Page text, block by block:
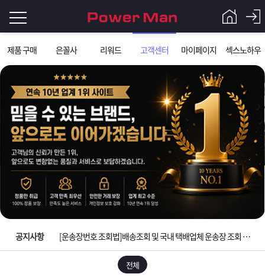
제품 구매 은꼴사 리워드 고객센터 마이페이지 섹스노하우
그
인
이
필
요
니
로
Q&A
파
워
맨
제
품
은
공지사항
입금확인이 안되는 상황을 대비해 꼭 입금후 고객센터 연락바랍니다.
[2026구정 연휴]설 연휴 배송 및 휴무 안내
[운송장번호 조회법]배송조회 및 국내 택배업체 운송장 조회 하는법
[ios앱 오픈]아이폰 고객 앱설치 가능합니다.
전체